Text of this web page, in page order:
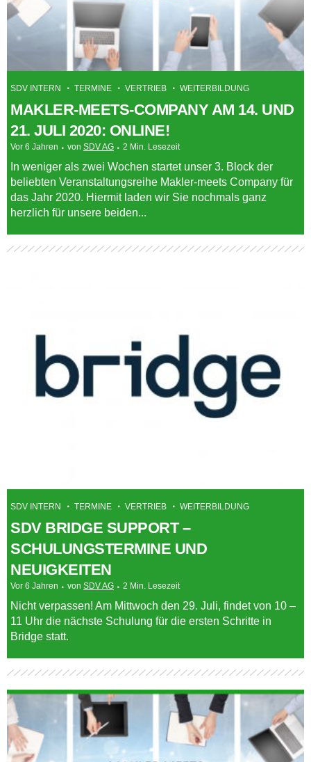
SDV INTERN TERMINE VERTRIEB WEITERBILDUNG
MAKLER-MEETS-COMPANY AM 14. UND
21. JULI 2020: ONLINE!
Vor 6 Jahren von SDV AG 2 Min. Lesezeit
In weniger als zwei Wochen startet unser 3. Block der
beliebten Veranstaltungsreihe Makler-meets Company für
das Jahr 2020. Hiermit laden wir Sie nochmals ganz
herzlich für unsere beiden...
SDV INTERN TERMINE VERTRIEB WEITERBILDUNG
SDV BRIDGE SUPPORT –
SCHULUNGSTERMINE UND
NEUIGKEITEN
Vor 6 Jahren von SDV AG 2 Min. Lesezeit
Nicht verpassen! Am Mittwoch den 29. Juli, findet von 10 –
11 Uhr die nächste Schulung für die ersten Schritte in
Bridge statt.